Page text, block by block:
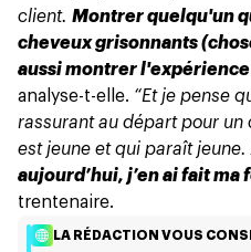
client. Montrer quelqu'un
cheveux grisonnants
aussi montrer l'expérience
analyse-t-elle. “Et je pense
rassurant au départ pour
est jeune et qui paraît jeune.
aujourd’hui, j’en ai fait ma
trentenaire.
LA RÉDACTION VOUS